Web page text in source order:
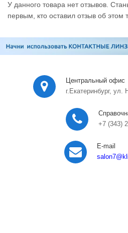
У данного товара нет отзывов.
первым, кто оставил отзыв об этом
Центральный офис
г.Екатеринбург,
+7 (343)
E-mail
salon7